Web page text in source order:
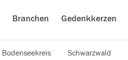
Branchen Gedenkkerzen
Bodenseekreis Schwarzwald